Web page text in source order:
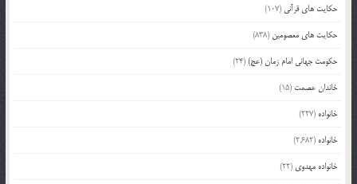
حکایت های قرآنی (107)
حکایت های معصومین (838)
حکومت جهانی امام زمان (عج)(24)
خاندان عصمت (15)
خانواده (227)
خانواده (2,682)
خانواده مهدوی (22)